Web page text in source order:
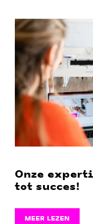
Onze
tot succes!
MEER LEZEN